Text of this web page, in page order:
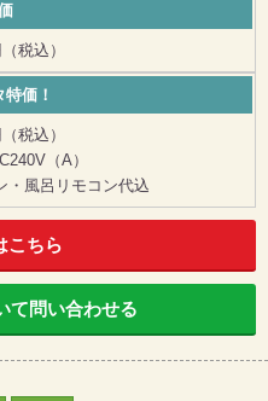
税込）
価！
税込）
（A）
風呂リモコン代込
こちら
て問い合わせる